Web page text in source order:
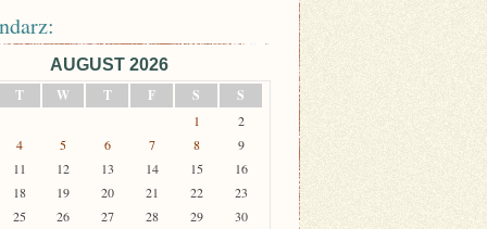
AUGUST 2026
T
W T F S S
1
2
4
5 6 7 8
9
11
12 13 14 15
16
18
19 20 21 22
23
25
26 27 28 29 30